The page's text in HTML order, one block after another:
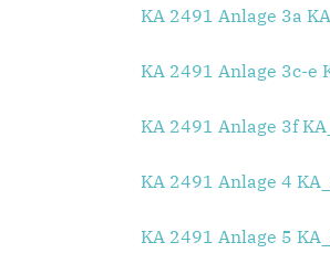
KA 2491 Anlage 3a
KA 2491 Anlage 3c-e
KA 2491 Anlage 3f
KA 2491 Anlage 4
KA 2491 Anlage 5